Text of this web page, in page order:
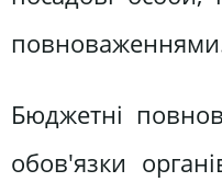
Бюджетні
обов'язки